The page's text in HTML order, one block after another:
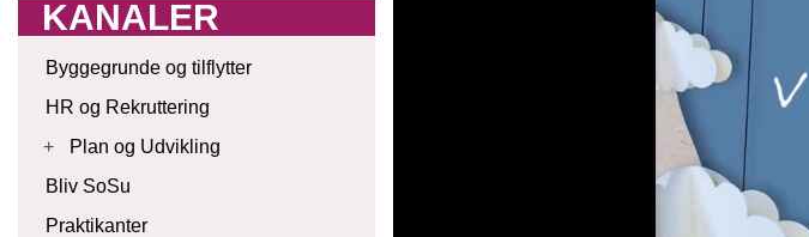
KANALER
Byggegrunde og tilflytter
HR og Rekruttering
+
Plan og Udvikling
Bliv SoSu
Praktikanter